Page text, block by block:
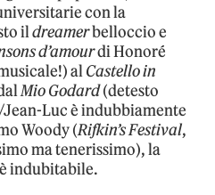
con la
ildreamerbelloccio e
d’amourdi Honoré
alCastello in
Mio Godard(detesto
Luc è indubbiamente
Woody (Rifkin’s Festival,
ma tenerissimo), la
indubitabile.